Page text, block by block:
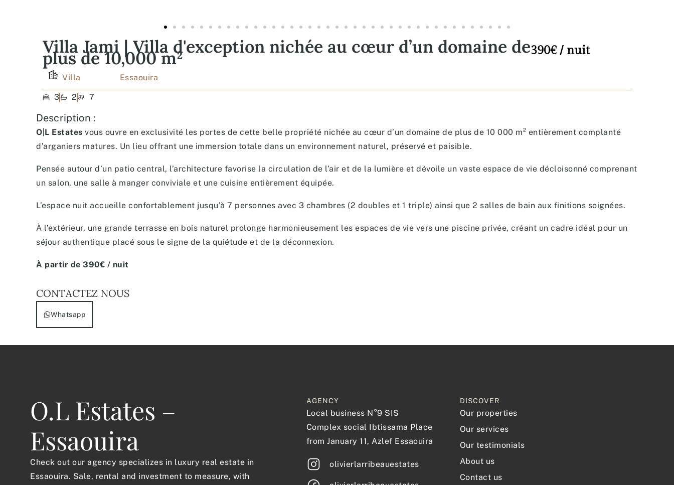
Villa Jami | Villa d'exception nichée au cœur d’un domaine de
plus de 10,000 m²
Villa Essaouira
390€ / nuit
3 2 7
Description :
O|L Estates vous ouvre en exclusivité les portes de cette belle propriété nichée au cœur d’un domaine de plus de 10 000 m² entièrement complanté
d’arganiers matures. Un lieu offrant une immersion totale dans un environnement naturel, préservé et paisible.
Pensée autour d’un patio central, l’architecture favorise la circulation de l’air et de la lumière et dévoile un vaste espace de vie décloisonné comprenant
un salon, une salle à manger conviviale et une cuisine entièrement équipée.
L’espace nuit accueille confortablement jusqu’à 7 personnes avec 3 chambres (2 doubles et 1 triple) ainsi que 2 salles de bain aux finitions soignées.
À l’extérieur, une grande terrasse en bois naturel prolonge harmonieusement les espaces de vie vers une piscine privée, créant un cadre idéal pour un
séjour authentique placé sous le signe de la quiétude et de la déconnexion.
À partir de 390€ / nuit
CONTACTEZ NOUS
Whatsapp
O.L Estates –
Essaouira
Check out our agency specializes in luxury real estate in
Essaouira. Sale, rental and investment to measure, with
AGENCY
Local business N°9 SIS
Complex social Ibtissama Place
from January 11, Azlef Essaouira
olivierlarribeauestates
DISCOVER
Our properties
Our services
Our testimonials
About us
Contact us